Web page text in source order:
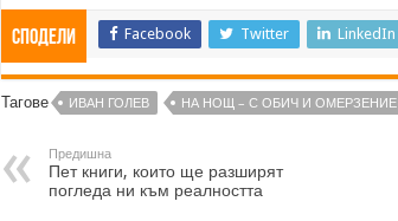
Сподели Facebook Twitter LinkedIn
Тагове ИВАН ГОЛЕВ НА НОЩ – С ОБИЧ И ОМЕРЗЕНИЕ
Предишна
Пет книги, които ще разширят
погледа ни към реалността